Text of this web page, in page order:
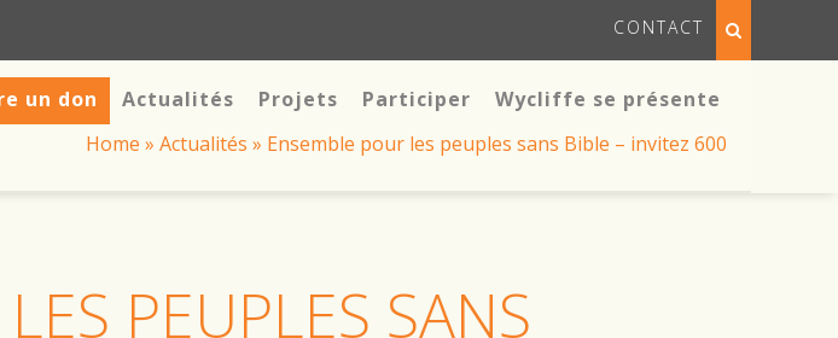
CONTACT
un don Actualités Projets Participer
Wycliffe se présente
Home » Actualités » Ensemble pour les peuples sans Bible – invitez 600
PEUPLES SANS